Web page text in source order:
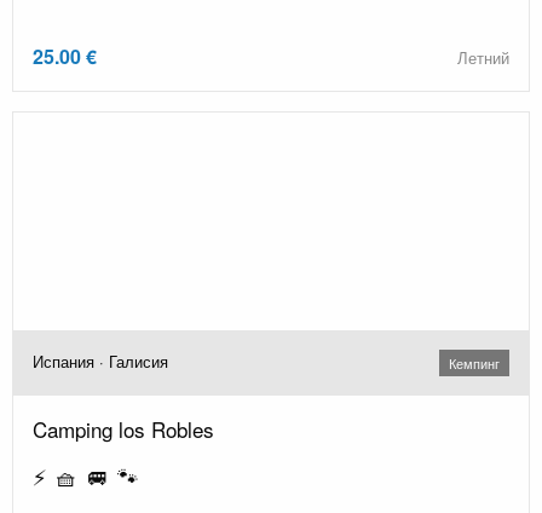
25.00 € Летний
Испания · Галисия Кемпинг
Camping los Robles
⚡ 🧺 🚐 🐾